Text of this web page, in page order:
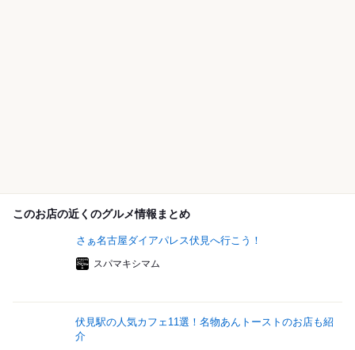
このお店の近くのグルメ情報まとめ
さぁ名古屋ダイアパレス伏見へ行こう！
スパマキシマム
伏見駅の人気カフェ11選！名物あんトーストのお店も紹
介